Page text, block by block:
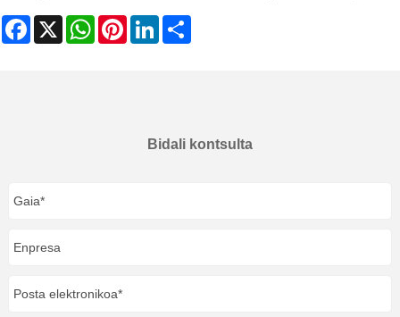
Facebook
X WhatsAppPinterestLinkedIn
Bidali kontsulta